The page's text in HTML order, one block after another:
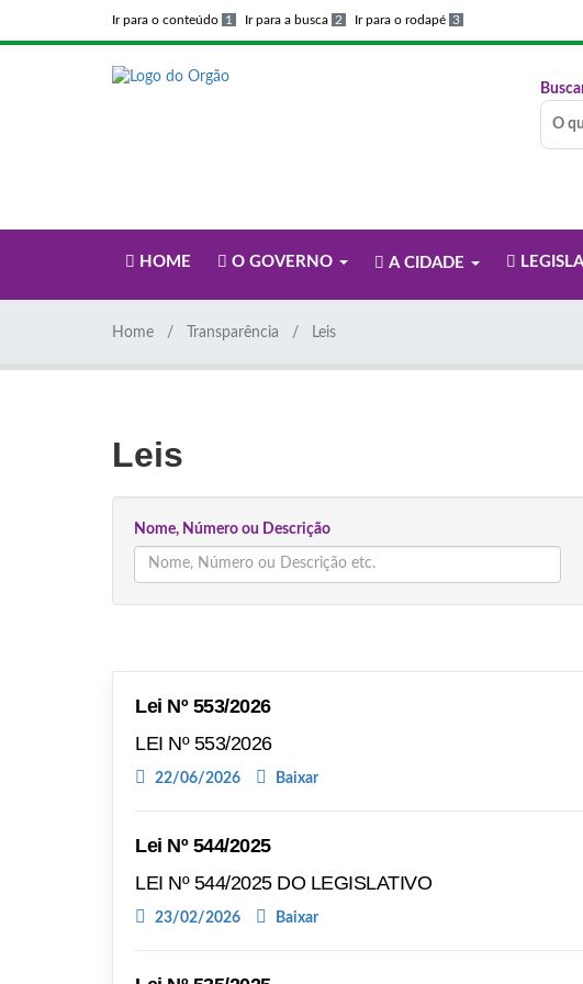
Ir para o conteúdo 1 Ir para a busca 2 Ir para o rodapé 3
HOME O GOVERNO A CIDADE
Home Transparência Leis
Leis
Nome, Número ou Descrição
Lei Nº 553/2026
LEI Nº 553/2026
22/06/2026 Baixar
Lei Nº 544/2025
LEI Nº 544/2025 DO LEGISLATIVO
23/02/2026 Baixar